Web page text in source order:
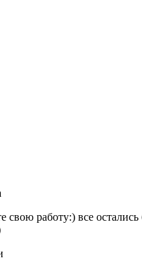
свою работу:) все остались